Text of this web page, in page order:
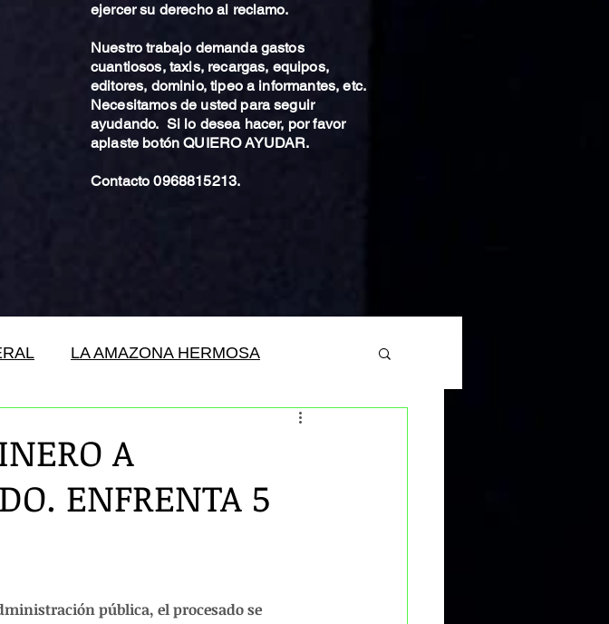
ejercer su derecho al reclamo.
Nuestro trabajo demanda gastos
cuantiosos, taxis, recargas, equipos,
editores, dominio, tipeo a informantes, etc.
Necesitamos de usted para seguir
ayudando. Si lo desea hacer, por favor
aplaste botón QUIERO AYUDAR.
Contacto 0968815213.
LA AMAZONA HERMOSA
A
ENFRENTA 5
pública, el procesado se